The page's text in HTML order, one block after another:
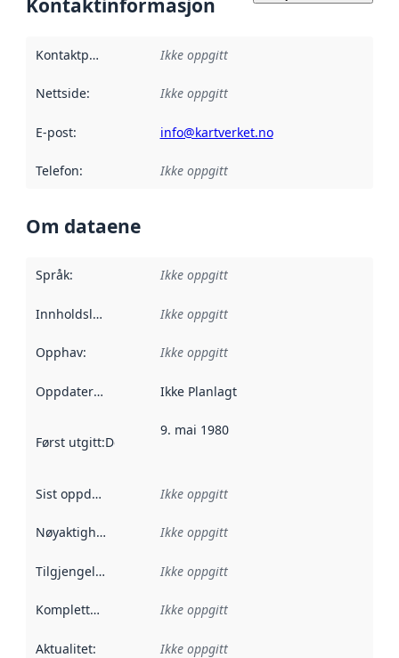
Kontaktinformasjon
Kontaktpunkt Ikke oppgitt
Nettside: Ikke oppgitt
E-post: info@kartverket.no
Telefon: Ikke oppgitt
Om dataene
Språk: Ikke oppgitt
Innholdsleverandører :
Ikke oppgitt
Opphav: Ikke oppgitt
Oppdateringsfrekvens :
Ikke Planlagt
Først utgitt:Denne datoen sier når dataene i dette
9. mai 1980
Sist oppdatert Ikke oppgitt
Nøyaktighet Ikke oppgitt
Tilgjengelighet Ikke oppgitt
Kompletthet Ikke oppgitt
Aktualitet: Ikke oppgitt